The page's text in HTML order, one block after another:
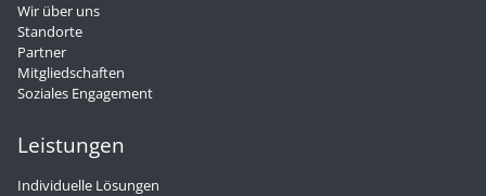
Wir über uns
Standorte
Partner
Mitgliedschaften
Soziales Engagement
Leistungen
Individuelle Lösungen